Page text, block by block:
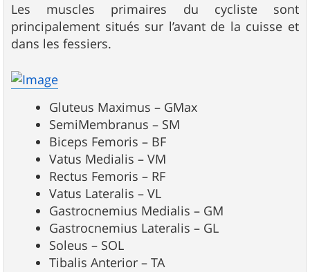
Les muscles primaires du cycliste sont
principalement situés sur l’avant de la cuisse et
dans les fessiers.
Gluteus Maximus – GMax
SemiMembranus – SM
Biceps Femoris – BF
Vatus Medialis – VM
Rectus Femoris – RF
Vatus Lateralis – VL
Gastrocnemius Medialis – GM
Gastrocnemius Lateralis – GL
Soleus – SOL
Tibalis Anterior – TA